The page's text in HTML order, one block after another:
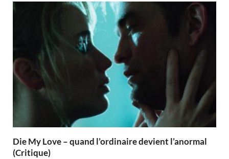
Die My Love – quand l’ordinaire devient l’anormal
(Critique)